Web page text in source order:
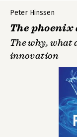
Peter Hinssen
The
The why, what
innovation